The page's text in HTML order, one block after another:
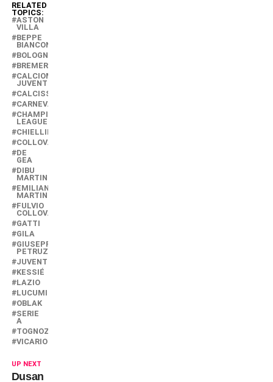
RELATED
TOPICS:
ASTON
VILLA
BEPPE
BIANCONERO
BOLOGNA
BREMER
CALCIOMERCATO
JUVENTUS
CALCISSIMO
CARNEVALI
CHAMPIONS
LEAGUE
CHIELLINI
COLLOVATI
DE
GEA
DIBU
MARTINEZ
EMILIANO
MARTINEZ
FULVIO
COLLOVATI
GATTI
GILA
GIUSEPPE
PETRUZZINI
JUVENTUS
KESSIÉ
LAZIO
LUCUMI
OBLAK
SERIE
A
TOGNOZZI
VICARIO
UP NEXT
Dusan